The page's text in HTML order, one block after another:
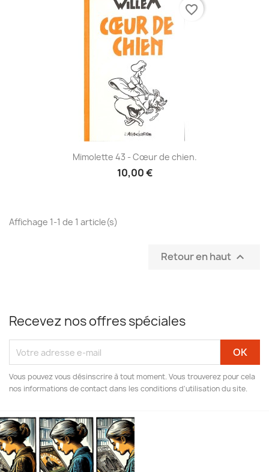
Mimolette 43 - Cœur de chien.
10,00 €
favorite_border
Affichage 1-1 de 1 article(s)
Retour en haut 
Recevez nos offres spéciales
Vous pouvez vous désinscrire à tout moment. Vous trouverez pour cela
nos informations de contact dans les conditions d'utilisation du site.